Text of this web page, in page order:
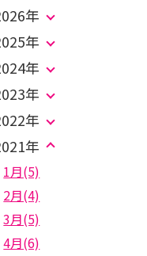
年
年
年
年
年
年
1月(5)
2月(4)
3月(5)
4月(6)